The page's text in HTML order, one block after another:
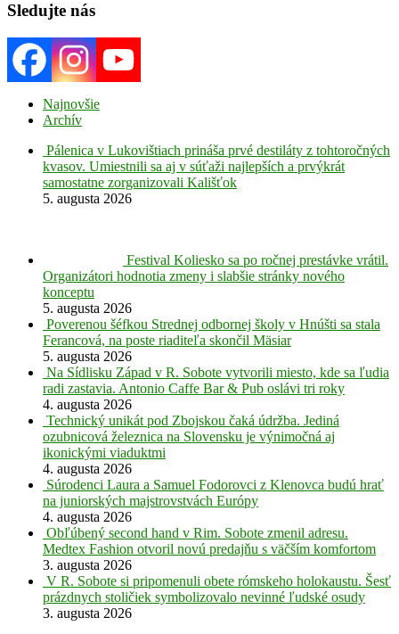
Sledujte nás
Najnovšie
Archív
Pálenica v Lukovištiach prináša prvé destiláty z tohtoročných
kvasov. Umiestnili sa aj v súťaži najlepších a prvýkrát
samostatne zorganizovali Kališťok
5. augusta 2026
Festival Koliesko sa po ročnej prestávke vrátil.
Organizátori hodnotia zmeny i slabšie stránky nového
konceptu
5. augusta 2026
Poverenou šéfkou Strednej odbornej školy v Hnúšti sa stala
Ferancová, na poste riaditeľa skončil Mäsiar
5. augusta 2026
Na Sídlisku Západ v R. Sobote vytvorili miesto, kde sa ľudia
radi zastavia. Antonio Caffe Bar & Pub oslávi tri roky
4. augusta 2026
Technický unikát pod Zbojskou čaká údržba. Jediná
ozubnicová železnica na Slovensku je výnimočná aj
ikonickými viaduktmi
4. augusta 2026
Súrodenci Laura a Samuel Fodorovci z Klenovca budú hrať
na juniorských majstrovstvách Európy
4. augusta 2026
Obľúbený second hand v Rim. Sobote zmenil adresu.
Medtex Fashion otvoril novú predajňu s väčším komfortom
3. augusta 2026
V R. Sobote si pripomenuli obete rómskeho holokaustu. Šesť
prázdnych stoličiek symbolizovalo nevinné ľudské osudy
3. augusta 2026